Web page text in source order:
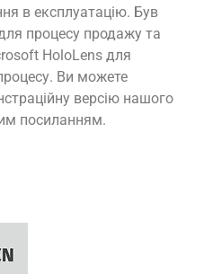
в експлуатацію. Був
процесу продажу та
HoloLens для
Ви можете
версію нашого
посиланням.